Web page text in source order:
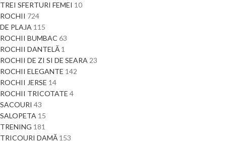
TREI SFERTURI FEMEI 10
ROCHII 724
DE PLAJA 115
ROCHII BUMBAC 63
ROCHII DANTELĂ 1
ROCHII DE ZI SI DE SEARA 23
ROCHII ELEGANTE 142
ROCHII JERSE 14
ROCHII TRICOTATE 4
SACOURI 43
SALOPETA 15
TRENING 181
TRICOURI DAMĂ 153